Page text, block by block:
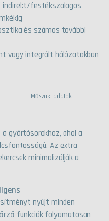
festékszalagos
és számos további
vagy integrált hálózatokban
Műszaki adatok
gyártósorokhoz, ahol a
Az extra
minimalizálják a
nyújt minden
funkciók folyamatosan